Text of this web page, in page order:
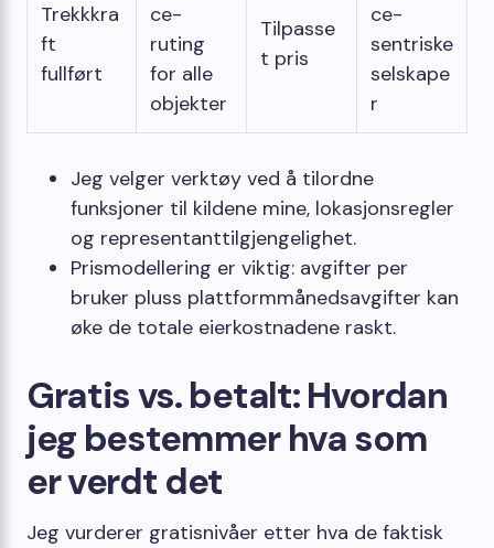
Trekkkra
ft
fullført
ce-
ruting
for alle
objekter
Tilpasse
t pris
ce-
sentriske
selskape
r
Jeg velger verktøy ved å tilordne
funksjoner til kildene mine, lokasjonsregler
og representanttilgjengelighet.
Prismodellering er viktig: avgifter per
bruker pluss plattformmånedsavgifter kan
øke de totale eierkostnadene raskt.
Gratis vs. betalt: Hvordan
jeg bestemmer hva som
er verdt det
Jeg vurderer gratisnivåer etter hva de faktisk